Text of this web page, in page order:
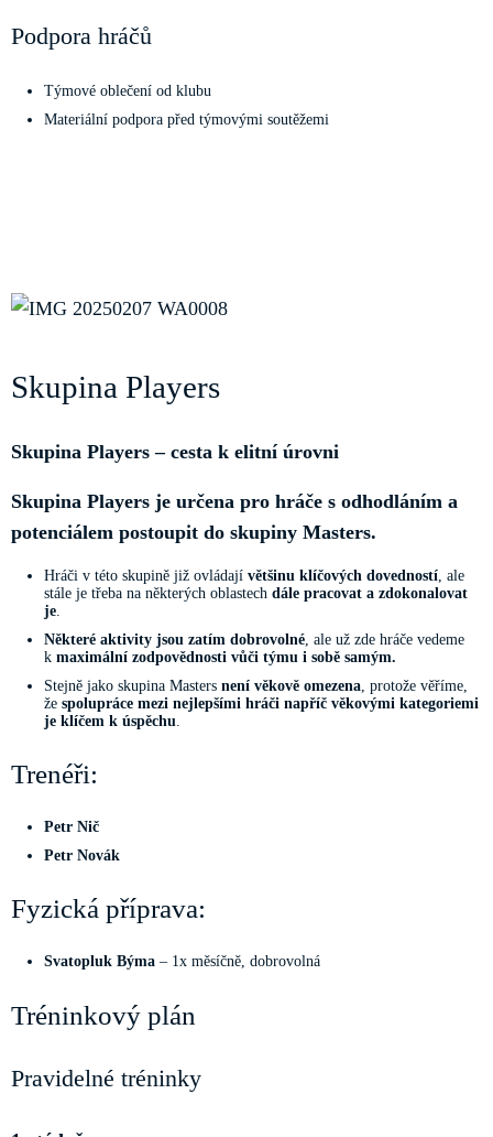
Podpora hráčů
Týmové oblečení od klubu
Materiální podpora před týmovými soutěžemi
Skupina Players
Skupina Players – cesta k elitní úrovni
Skupina Players je určena pro hráče s odhodláním a
potenciálem postoupit do skupiny Masters.
Hráči v této skupině již ovládají většinu klíčových dovedností , ale
stále je třeba na některých oblastech dále pracovat a zdokonalovat
je
Některé aktivity jsou zatím dobrovolné , ale už zde hráče vedeme
k maximální zodpovědnosti vůči týmu i sobě samým.
Stejně jako skupina Masters není věkově omezena , protože věříme,
že spolupráce mezi nejlepšími hráči napříč věkovými kategoriemi
je klíčem k úspěchu
Trenéři:
Petr Nič
Petr Novák
Fyzická příprava:
Svatopluk Býma – 1x měsíčně, dobrovolná
Tréninkový plán
Pravidelné tréninky